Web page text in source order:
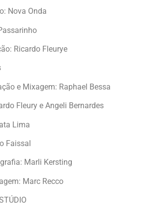
Nova Onda
Ricardo Fleurye
e Mixagem: Raphael Bessa
Fleury e Angeli Bernardes
Lima
Faissal
Marli Kersting
Marc Recco